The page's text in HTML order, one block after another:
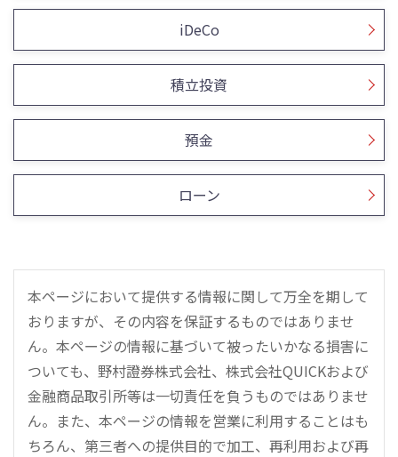
iDeCo
積立投資
預金
ローン
本ページにおいて提供する情報に関して万全を期して
おりますが、その内容を保証するものではありませ
ん。本ページの情報に基づいて被ったいかなる損害に
ついても、野村證券株式会社、株式会社QUICKおよび
金融商品取引所等は一切責任を負うものではありませ
ん。また、本ページの情報を営業に利用することはも
ちろん、第三者への提供目的で加工、再利用および再